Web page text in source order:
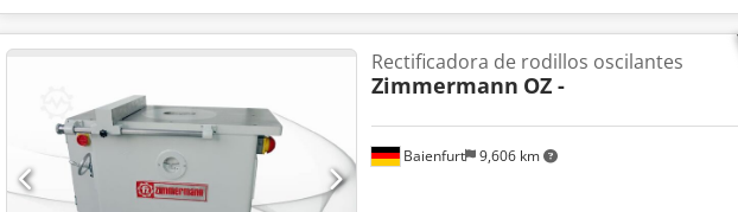
Baienfurt 9,606 km
Rectificadora de rodillos oscilantes
Zimmermann OZ -